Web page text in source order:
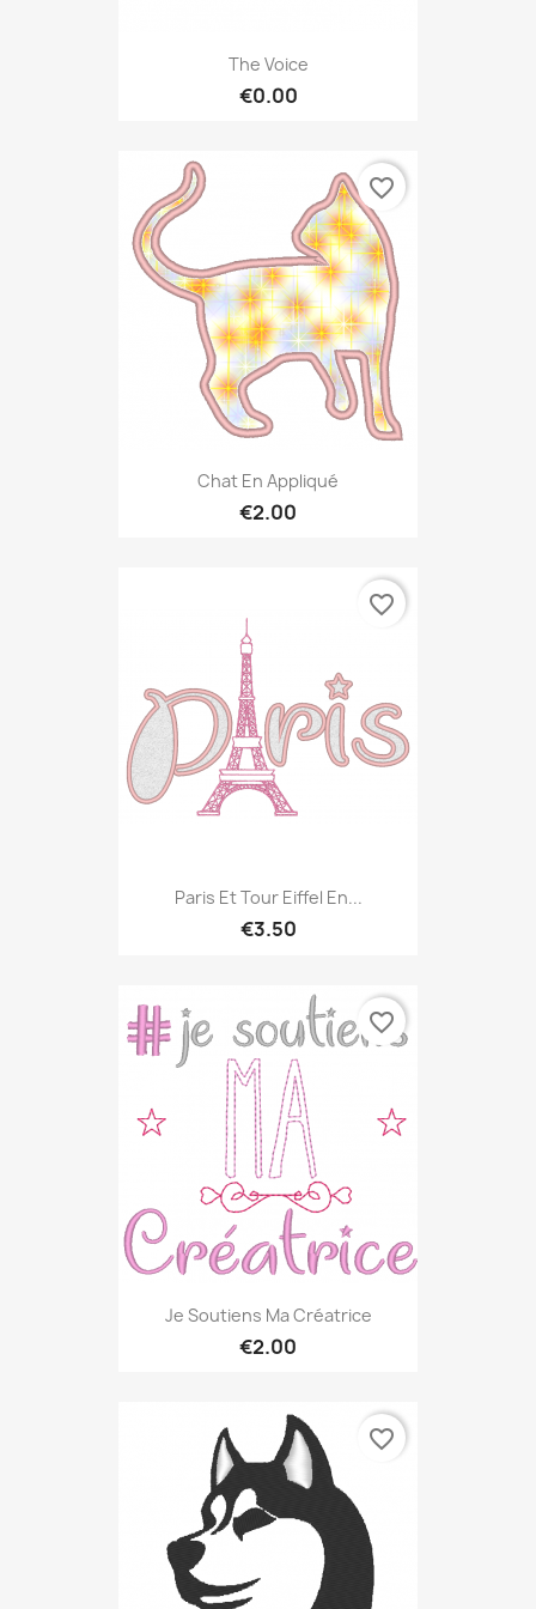
The Voice
€0.00
Chat En Appliqué
€2.00
favorite_border
Paris Et Tour Eiffel En...
€3.50
favorite_border
Je Soutiens Ma Créatrice
€2.00
favorite_border
favorite_border